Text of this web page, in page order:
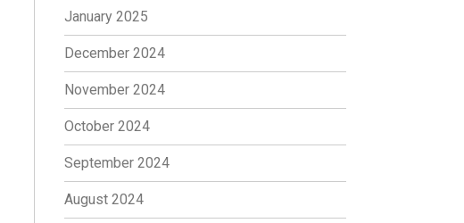
January 2025
December 2024
November 2024
October 2024
September 2024
August 2024